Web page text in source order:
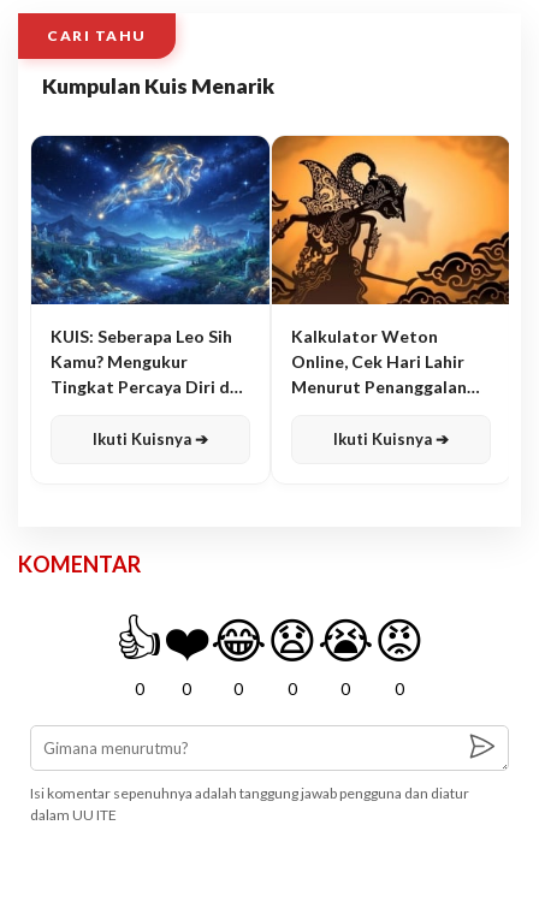
CARI TAHU
Kumpulan Kuis Menarik
KUIS: Seberapa Leo Sih
Kamu? Mengukur
Tingkat Percaya Diri dan
Ikuti Kuisnya ➔
Kalkulator Weton
Online, Cek Hari Lahir
Menurut Penanggalan
Ikuti Kuisnya ➔
KOMENTAR
👍
0
❤️
0
😂
0
😧
0
😭
0
😡
0
Isi komentar sepenuhnya adalah tanggung jawab pengguna dan diatur
dalam UU ITE